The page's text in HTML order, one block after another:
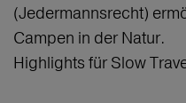
(Jedermannsrecht)
Campen in der Natur.
Highlights für Slow